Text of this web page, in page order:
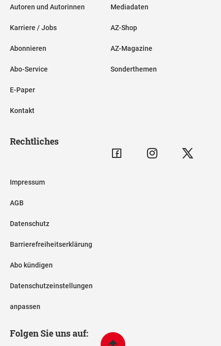
Autoren und Autorinnen
Karriere / Jobs
Abonnieren
Abo-Service
E-Paper
Kontakt
Mediadaten
AZ-Shop
AZ-Magazine
Sonderthemen
Rechtliches
Impressum
AGB
Datenschutz
Barrierefreiheitserklärung
Abo kündigen
Datenschutzeinstellungen
anpassen
Folgen Sie uns auf: